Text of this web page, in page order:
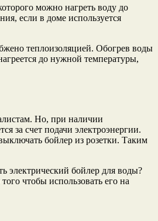
можно нагреть воду до
если в доме используется
теплоизоляцией. Обогрев воды
до нужной температуры,
Но, при наличии
за счет подачи электроэнергии.
бойлер из розетки. Таким
электрический бойлер для воды?
чтобы использовать его на